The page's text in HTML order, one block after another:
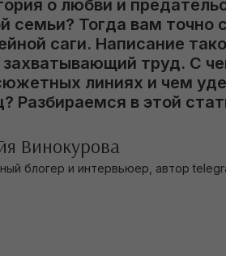
о любви и
семьи? Тогда вам точно
саги. Написание
труд. С
линиях и чем
Разбираемся в этой
Винокурова
блогер и интервьюер, автор